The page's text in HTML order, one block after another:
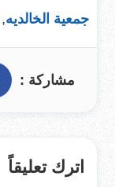
جمعية الخالديه,
مشاركة :
اترك تعليقاً